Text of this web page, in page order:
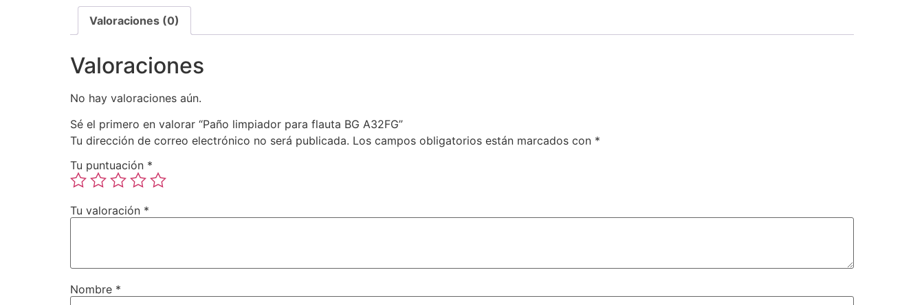
Valoraciones (0)
Valoraciones
No hay valoraciones aún.
Sé el primero en valorar “Paño limpiador para flauta BG A32FG”
Tu dirección de correo electrónico no será publicada. Los campos obligatorios están marcados con *
Tu puntuación *
Tu valoración *
Nombre *